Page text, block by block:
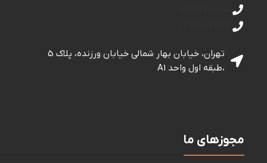
تهران، خیابان بهار شمالی خيابان ورزنده، پلاک 5
،طبقه اول واحد A1
مجوزهای ما